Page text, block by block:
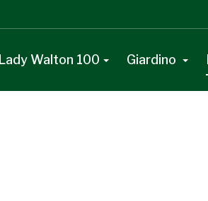
Lady Walton 100 Giardino